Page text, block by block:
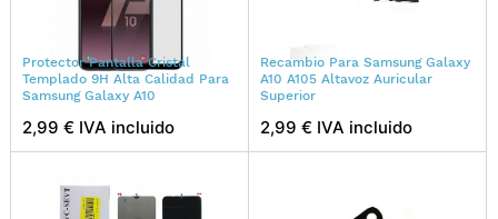
Protector Pantalla Cristal
Templado 9H Alta Calidad Para
Samsung Galaxy A10
2,99 € IVA incluido
Recambio Para Samsung Galaxy
A10 A105 Altavoz Auricular
Superior
2,99 € IVA incluido